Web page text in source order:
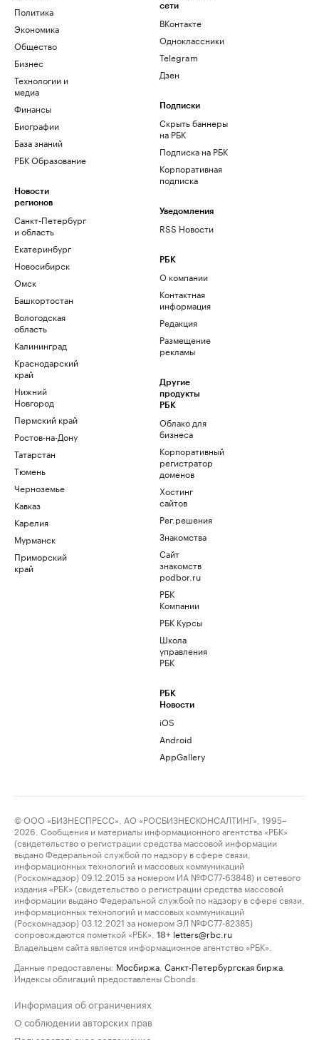
Политика
Экономика
Общество
Бизнес
Технологии и
медиа
Финансы
Биографии
База знаний
РБК Образование
Новости
регионов
Санкт-Петербург
и область
Екатеринбург
Новосибирск
Омск
Башкортостан
Вологодская
область
Калининград
Краснодарский
край
Нижний
Новгород
Пермский край
Ростов-на-Дону
Татарстан
Тюмень
Черноземье
Кавказ
Карелия
Мурманск
Приморский
край
сети
ВКонтакте
Одноклассники
Telegram
Дзен
Подписки
Скрыть баннеры
на РБК
Подписка на РБК
Корпоративная
подписка
Уведомления
RSS Новости
РБК
О компании
Контактная
информация
Редакция
Размещение
рекламы
Другие
продукты
РБК
Облако для
бизнеса
Корпоративный
регистратор
доменов
Хостинг
сайтов
Рег.решения
Знакомства
Сайт
знакомств
podbor.ru
РБК
Компании
РБК Курсы
Школа
управления
РБК
РБК
Новости
iOS
Android
AppGallery
© ООО «БИЗНЕСПРЕСС», АО «РОСБИЗНЕСКОНСАЛТИНГ», 1995–
2026. Сообщения и материалы информационного агентства «РБК»
(свидетельство о регистрации средства массовой информации
выдано Федеральной службой по надзору в сфере связи,
информационных технологий и массовых коммуникаций
(Роскомнадзор) 09.12.2015 за номером ИА №ФС77-63848) и сетевого
издания «РБК» (свидетельство о регистрации средства массовой
информации выдано Федеральной службой по надзору в сфере связи,
информационных технологий и массовых коммуникаций
(Роскомнадзор) 03.12.2021 за номером ЭЛ №ФС77-82385)
сопровождаются пометкой «РБК».
18+ letters@rbc.ru
Владельцем сайта является информационное агентство «РБК».
Данные предоставлены: Мосбиржа Санкт-Петербургская биржа
Индексы облигаций предоставлены Cbonds.
Информация об ограничениях
О соблюдении авторских прав